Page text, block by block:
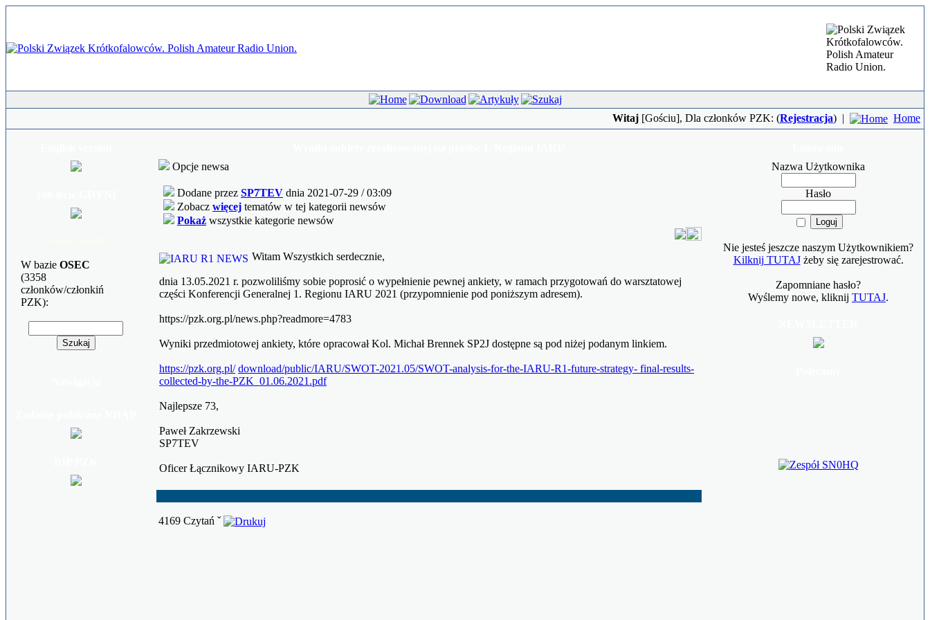
Witaj [Gościu], Dla członków PZK: (Rejestracja) | Home
W bazie OSEC
(3358
członków/członkiń
PZK):
Opcje newsa
Dodane przez SP7TEV dnia 2021-07-29 / 03:09
Zobacz więcej tematów w tej kategorii newsów
Pokaż wszystkie kategorie newsów
Witam Wszystkich serdecznie,
dnia 13.05.2021 r. pozwoliliśmy sobie poprosić o wypełnienie pewnej ankiety, w ramach przygotowań do warsztatowej
części Konferencji Generalnej 1. Regionu IARU 2021 (przypomnienie pod poniższym adresem).
https://pzk.org.pl/news.php?readmore=4783
Wyniki przedmiotowej ankiety, które opracował Kol. Michał Brennek SP2J dostępne są pod niżej podanym linkiem.
https://pzk.org.pl/ download/public/IARU/SWOT-2021.05/SWOT-analysis-for-the-IARU-R1-future-strategy- final-results-
collected-by-the-PZK_01.06.2021.pdf
Najlepsze 73,
Paweł Zakrzewski
SP7TEV
Oficer Łącznikowy IARU-PZK
4169 Czytań ˇ
Nazwa Użytkownika
Hasło
Nie jesteś jeszcze naszym Użytkownikiem?
Kilknij TUTAJżeby się zarejestrować.
Zapomniane hasło?
Wyślemy nowe, kliknij TUTAJ.